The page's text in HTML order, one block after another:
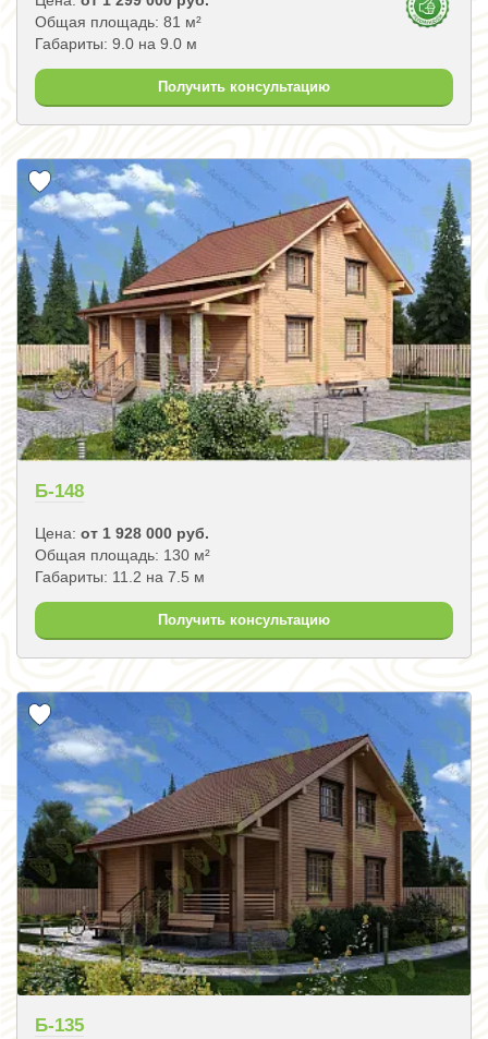
Общая площадь: 81 м²
Габариты: 9.0 на 9.0 м
Получить консультацию
Б-148
Цена: от 1 928 000 руб.
Общая площадь: 130 м²
Габариты: 11.2 на 7.5 м
Получить консультацию
Б-135